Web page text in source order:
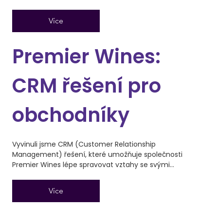
Více
Vyvinuli jsme CRM (Customer Relationship
Management) řešení, které umožňuje společnosti
Premier Wines lépe spravovat vztahy se svými...
Více
Premier Wines:
CRM řešení pro
obchodníky